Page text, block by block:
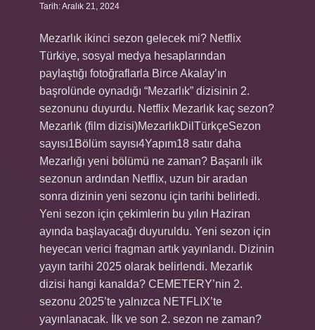
Tarih: Aralık 21, 2024
Mezarlık ikinci sezon gelecek mi? Netflix
Türkiye, sosyal medya hesaplarından
paylaştığı fotoğraflarla Birce Akalay’ın
başrolünde oynadığı “Mezarlık” dizisinin 2.
sezonunu duyurdu. Netflix Mezarlık kaç sezon?
Mezarlık (film dizisi)MezarlıkDilTürkçeSezon
sayısı1Bölüm sayısı4Yapım18 satır daha
Mezarlığı yeni bölümü ne zaman? Başarılı ilk
sezonun ardından Netflix, uzun bir aradan
sonra dizinin yeni sezonu için tarihi belirledi.
Yeni sezon için çekimlerin bu yılın Haziran
ayında başlayacağı duyuruldu. Yeni sezon için
heyecan verici fragman artık yayınlandı. Dizinin
yayın tarihi 2025 olarak belirlendi. Mezarlık
dizisi hangi kanalda? CEMETERY’nin 2.
sezonu 2025’te yalnızca NETFLIX’te
yayınlanacak. İlk ve son 2. sezon ne zaman?